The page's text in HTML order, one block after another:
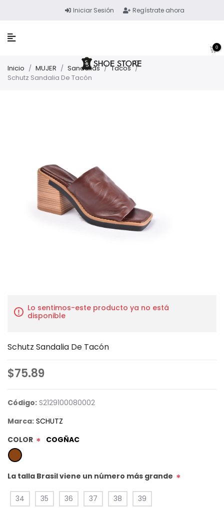
Iniciar Sesión Regístrate ahora
0
Inicio / MUJER / Sandalias / Tacos /
Schutz Sandalia De Tacón
Lo sentimos-este producto ya no está
disponible
Schutz Sandalia De Tacón
$75.89
Código: S2129100080002
Marca: SCHUTZ
COLOR * COGÑAC
La talla Brasil viene un número más grande *
34 35 36 37 38 39